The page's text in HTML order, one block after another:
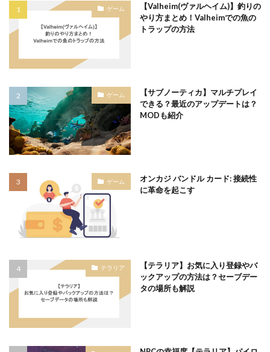
ゲーム
【Valheim(ヴァルヘイム)】釣りの
やり方まとめ！Valheimでの魚の
トラップの方法
ゲーム
【サブノーティカ】マルチプレイ
できる？最近のアップデートは？
MODも紹介
ゲーム
オンカジ バンドル カード: 接続性
に革命を起こす
テラリア
【テラリア】お気に入り登録やバ
ックアップの方法は？セーブデー
タの場所も解説